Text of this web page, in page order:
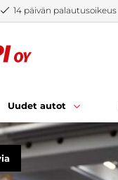
14 päivän palautusoikeus
Uudet autot